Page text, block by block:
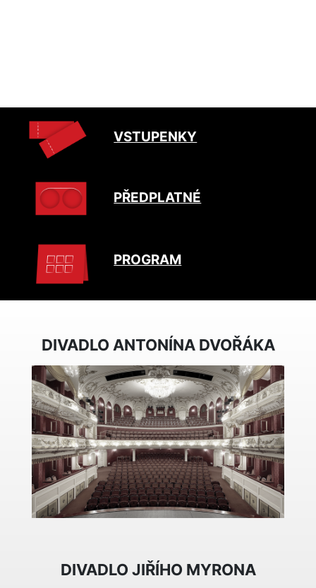
VSTUPENKY
PŘEDPLATNÉ
PROGRAM
DIVADLO ANTONÍNA DVOŘÁKA
DIVADLO JIŘÍHO MYRONA